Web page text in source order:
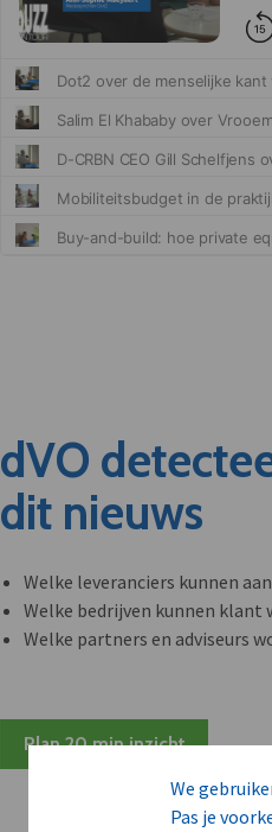
We
Pas je
dVO
dit nieuws
Welke leveranciers kunnen
Welke bedrijven kunnen klant
Welke partners en adviseurs
Plan 20 min inzicht